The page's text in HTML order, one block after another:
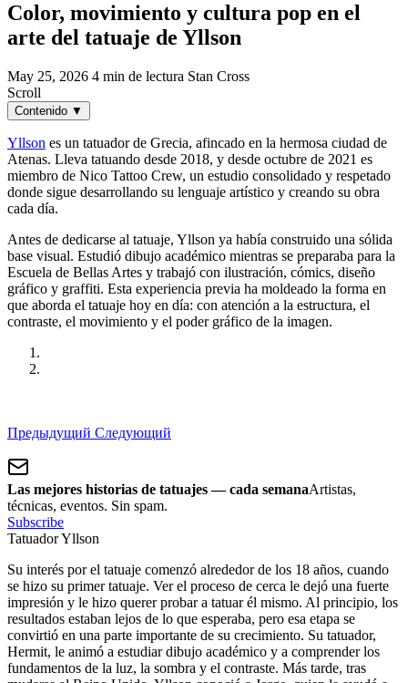
Color, movimiento y cultura pop en el
arte del tatuaje de Yllson
May 25, 2026 4 min de lectura Stan Cross
Scroll
Contenido ▼
Yllson es un tatuador de Grecia, afincado en la hermosa ciudad de
Atenas. Lleva tatuando desde 2018, y desde octubre de 2021 es
miembro de Nico Tattoo Crew, un estudio consolidado y respetado
donde sigue desarrollando su lenguaje artístico y creando su obra
cada día.
Antes de dedicarse al tatuaje, Yllson ya había construido una sólida
base visual. Estudió dibujo académico mientras se preparaba para la
Escuela de Bellas Artes y trabajó con ilustración, cómics, diseño
gráfico y graffiti. Esta experiencia previa ha moldeado la forma en
que aborda el tatuaje hoy en día: con atención a la estructura, el
contraste, el movimiento y el poder gráfico de la imagen.
Предыдущий Следующий
Las mejores historias de tatuajes — cada semanaArtistas,
técnicas, eventos. Sin spam.
Subscribe
Tatuador Yllson
Su interés por el tatuaje comenzó alrededor de los 18 años, cuando
se hizo su primer tatuaje. Ver el proceso de cerca le dejó una fuerte
impresión y le hizo querer probar a tatuar él mismo. Al principio, los
resultados estaban lejos de lo que esperaba, pero esa etapa se
convirtió en una parte importante de su crecimiento. Su tatuador,
Hermit, le animó a estudiar dibujo académico y a comprender los
fundamentos de la luz, la sombra y el contraste. Más tarde, tras